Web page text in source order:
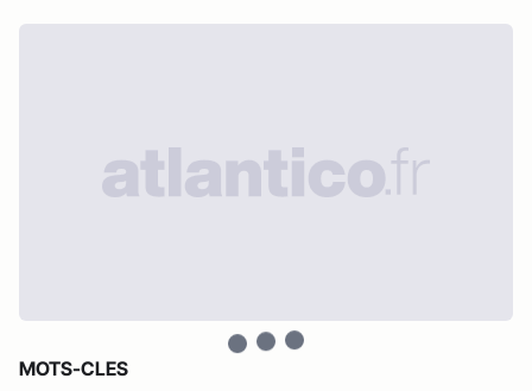
MOTS-CLES